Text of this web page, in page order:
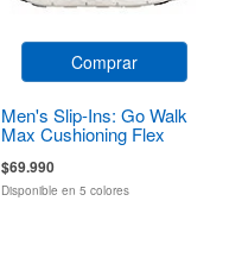
Comprar
Men's Slip-Ins: Go Walk
Max Cushioning Flex
$69.990
Disponible en 5 colores